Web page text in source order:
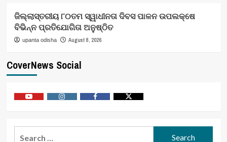
ଜିଲ୍ଲାସ୍ତରୀୟ ୮୦ତମ ସ୍ୱାଧୀନତା ଦିବସ ପାଳନ ଉପଲକ୍ଷେ
ବିଭିନ୍ନ ପ୍ରତିଯୋଗିତା ଅନୁଷ୍ଠିତ
upanta odisha August 8, 2026
CoverNews Social